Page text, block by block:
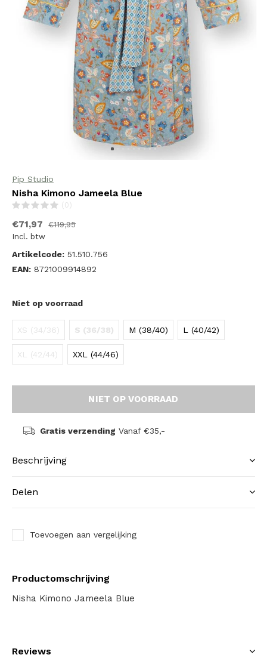
Pip Studio
Nisha Kimono Jameela Blue
(0)
€71,97
€119,95
Incl. btw
Artikelcode: 51.510.756
EAN: 8721009914892
Niet op voorraad
XS (34/36) S (36/38) M (38/40) L (40/42)
XL (42/44) XXL (44/46)
NIET OP VOORRAAD
Gratis verzending Vanaf €35,-
Beschrijving
Delen
Toevoegen aan vergelijking
Productomschrijving
Nisha Kimono Jameela Blue
Reviews